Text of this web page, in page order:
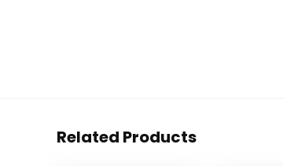
Related Products